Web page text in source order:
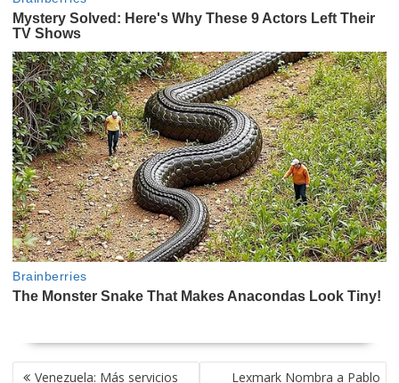
NAVEGACIÓN
Venezuela: Más servicios Lexmark Nombra a Pablo